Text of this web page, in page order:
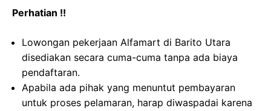
Perhatian !!
Lowongan pekerjaan Alfamart di Barito Utara
disediakan secara cuma-cuma tanpa ada biaya
pendaftaran.
Apabila ada pihak yang menuntut pembayaran
untuk proses pelamaran, harap diwaspadai karena